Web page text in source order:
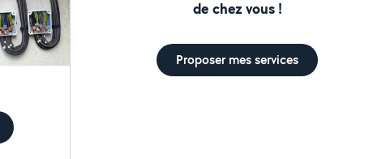
de chez vous !
Proposer mes services